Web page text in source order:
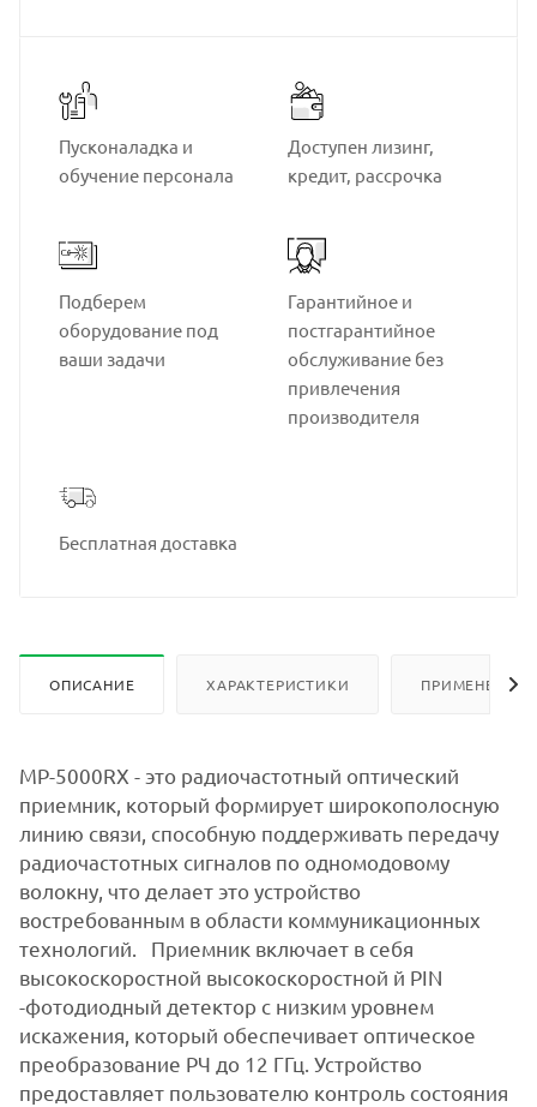
Пусконаладка и
обучение персонала
Доступен лизинг,
кредит, рассрочка
Подберем
оборудование под
ваши задачи
Гарантийное и
постгарантийное
обслуживание без
привлечения
производителя
Бесплатная доставка
ОПИСАНИЕ ХАРАКТЕРИСТИКИ ПРИМЕНЕНИЕ
MP-5000RX - это радиочастотный оптический
приемник, который формирует широкополосную
линию связи, способную поддерживать передачу
радиочастотных сигналов по одномодовому
волокну, что делает это устройство
востребованным в области коммуникационных
технологий. Приемник включает в себя
высокоскоростной высокоскоростной й PIN
-фотодиодный детектор с низким уровнем
искажения, который обеспечивает оптическое
преобразование РЧ до 12 ГГц. Устройство
предоставляет пользователю контроль состояния